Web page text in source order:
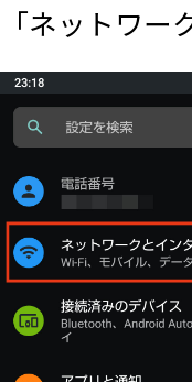
「ネットワ